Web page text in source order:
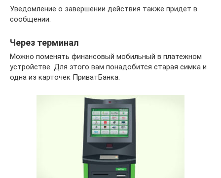
Уведомление о завершении действия также придет в
сообщении.
Через терминал
Можно поменять финансовый мобильный в платежном
устройстве. Для этого вам понадобится старая симка и
одна из карточек ПриватБанка.